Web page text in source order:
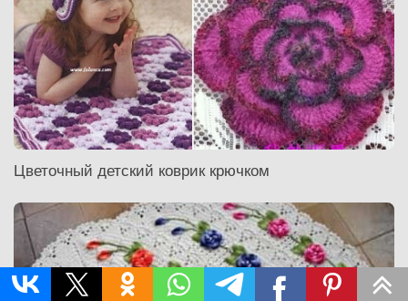
Цветочный детский коврик крючком